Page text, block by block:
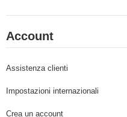
Account
Assistenza clienti
Impostazioni internazionali
Crea un account